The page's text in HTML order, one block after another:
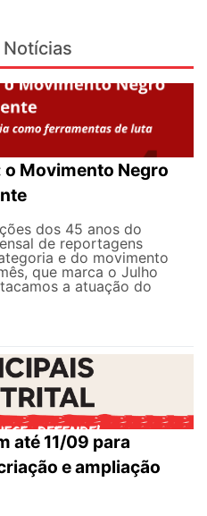
o Movimento Negro
dos 45 anos do
de reportagens
e do movimento
que marca o Julho
a atuação do
até 11/09 para
e ampliação